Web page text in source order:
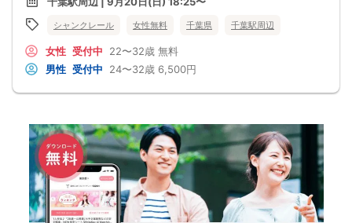
シャンクレール 女性無料 千葉県 千葉駅周辺
女性 受付中 22〜32歳 無料
男性 受付中 24〜32歳 6,500円